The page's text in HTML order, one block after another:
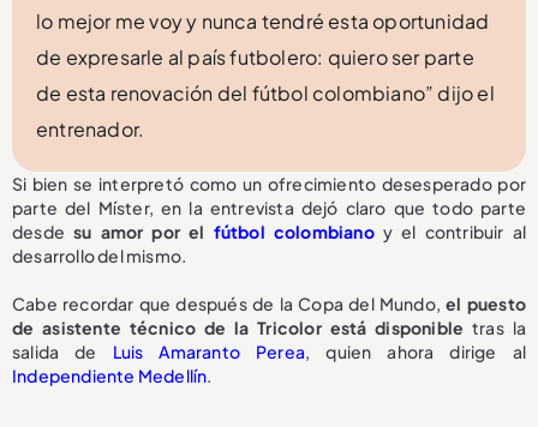
lo mejor me voy y nunca tendré esta oportunidad
de expresarle al país futbolero: quiero ser parte
de esta renovación del fútbol colombiano” dijo el
entrenador.
Si bien se interpretó como un ofrecimiento desesperado por
parte del Míster, en la entrevista dejó claro que todo parte
desdesu amor por el fútbol colombianoy el contribuir al
desarrollo del mismo.
Cabe recordar que después de la Copa del Mundo,el puesto
de asistente técnico de la Tricolorestá disponible tras la
salida de Luis Amaranto Perea , quien ahora dirige al
Independiente Medellín